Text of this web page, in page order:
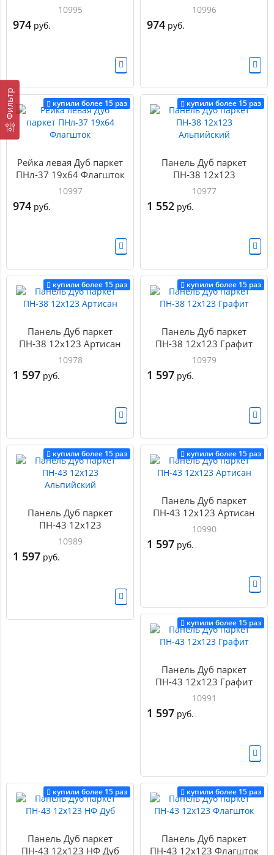
Фильтр
10995
974 руб.
10996
974 руб.
купили более 15 раз
Рейка левая Дуб паркет
ПНл-37 19х64 Флагшток
10997
974 руб.
купили более 15 раз
Панель Дуб паркет
ПН-38 12х123
Альпийский
10977
1 552 руб.
купили более 15 раз
Панель Дуб паркет
ПН-38 12х123 Артисан
10978
1 597 руб.
купили более 15 раз
Панель Дуб паркет
ПН-38 12х123 Графит
10979
1 597 руб.
купили более 15 раз
Панель Дуб паркет
ПН-43 12х123
Альпийский
10989
1 597 руб.
купили более 15 раз
Панель Дуб паркет
ПН-43 12х123 Артисан
10990
1 597 руб.
купили более 15 раз
Панель Дуб паркет
ПН-43 12х123 Графит
10991
1 597 руб.
купили более 15 раз
Панель Дуб паркет
ПН-43 12х123 НФ Дуб
купили более 15 раз
Панель Дуб паркет
ПН-43 12х123 Флагшток